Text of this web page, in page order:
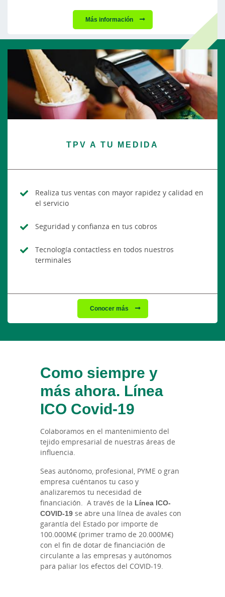
Más información
TPV A TU MEDIDA
Realiza tus ventas con mayor rapidez y calidad en
el servicio
Seguridad y confianza en tus cobros
Tecnología contactless en todos nuestros
terminales
Conocer más
Como siempre y
más ahora. Línea
ICO Covid-19
Colaboramos en el mantenimiento del
tejido empresarial de nuestras áreas de
influencia.
Seas autónomo, profesional, PYME o gran
empresa cuéntanos tu caso y
analizaremos tu necesidad de
financiación. A través de la Línea ICO-
COVID-19 se abre una línea de avales con
garantía del Estado por importe de
100.000M€ (primer tramo de 20.000M€)
con el fin de dotar de financiación de
circulante a las empresas y autónomos
para paliar los efectos del COVID-19.